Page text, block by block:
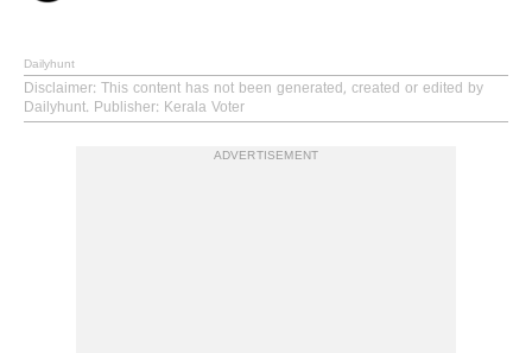
Dailyhunt
Disclaimer: This content has not been generated, created or edited by
Dailyhunt. Publisher: Kerala Voter
ADVERTISEMENT